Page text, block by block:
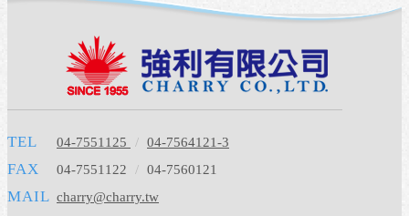
TEL 04-7551125 / 04-7564121-3
FAX 04-7551122 / 04-7560121
MAIL charry@charry.tw